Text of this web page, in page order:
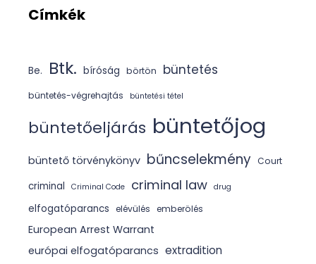
Címkék
Be. Btk. bíróság börtön büntetés
büntetés-végrehajtás büntetési tétel
büntetőeljárás büntetőjog
büntető törvénykönyv bűncselekmény Court
criminal Criminal Code criminal law drug
elfogatóparancs elévülés emberölés
European Arrest Warrant
európai elfogatóparancs extradition